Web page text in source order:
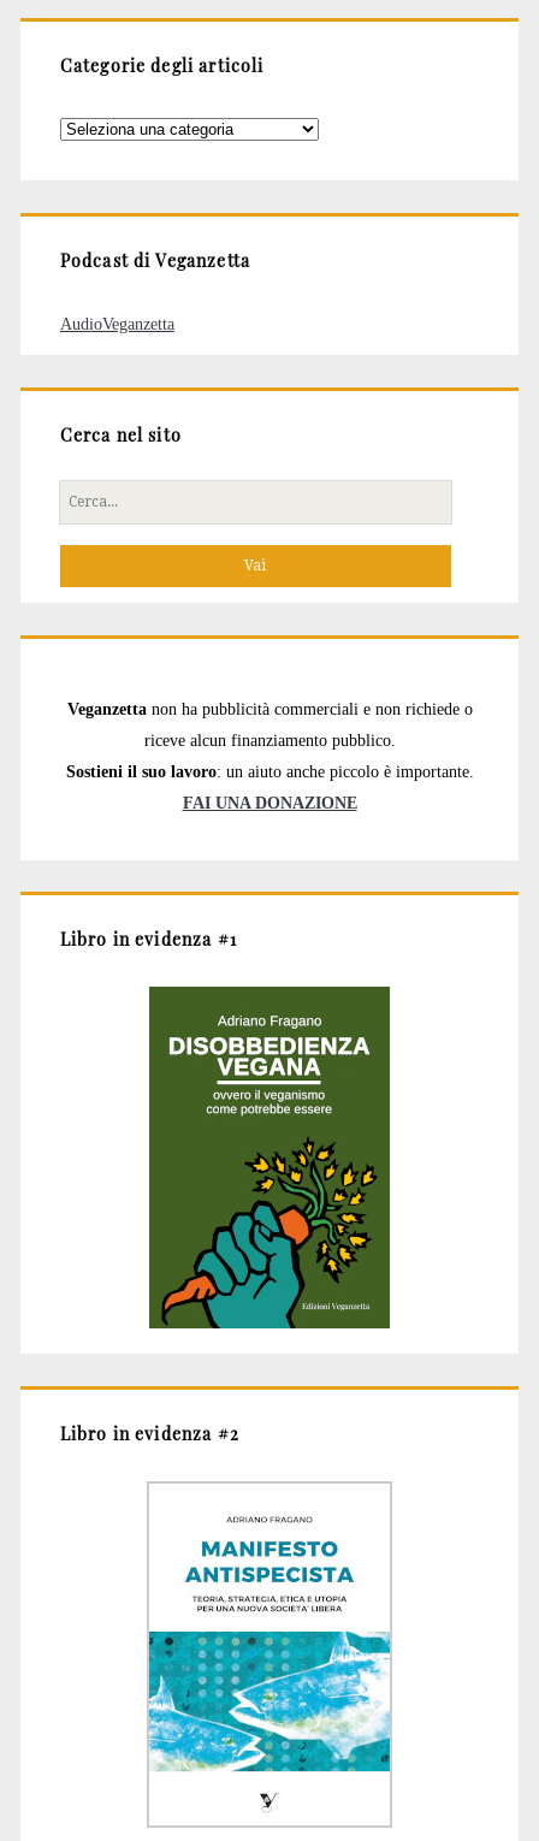
Categorie degli articoli
Categorie
Podcast di Veganzetta
AudioVeganzetta
Cerca nel sito
Cerca
per:
Veganzetta non ha pubblicità commerciali e non richiede o
riceve alcun finanziamento pubblico.
Sostieni il suo lavoro: un aiuto anche piccolo è importante.
FAI UNA DONAZIONE
Libro in evidenza #1
Libro in evidenza #2